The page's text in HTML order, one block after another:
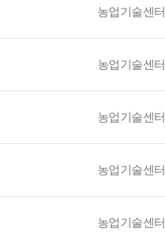
농업기술센터
농업기술센터
농업기술센터
농업기술센터
농업기술센터